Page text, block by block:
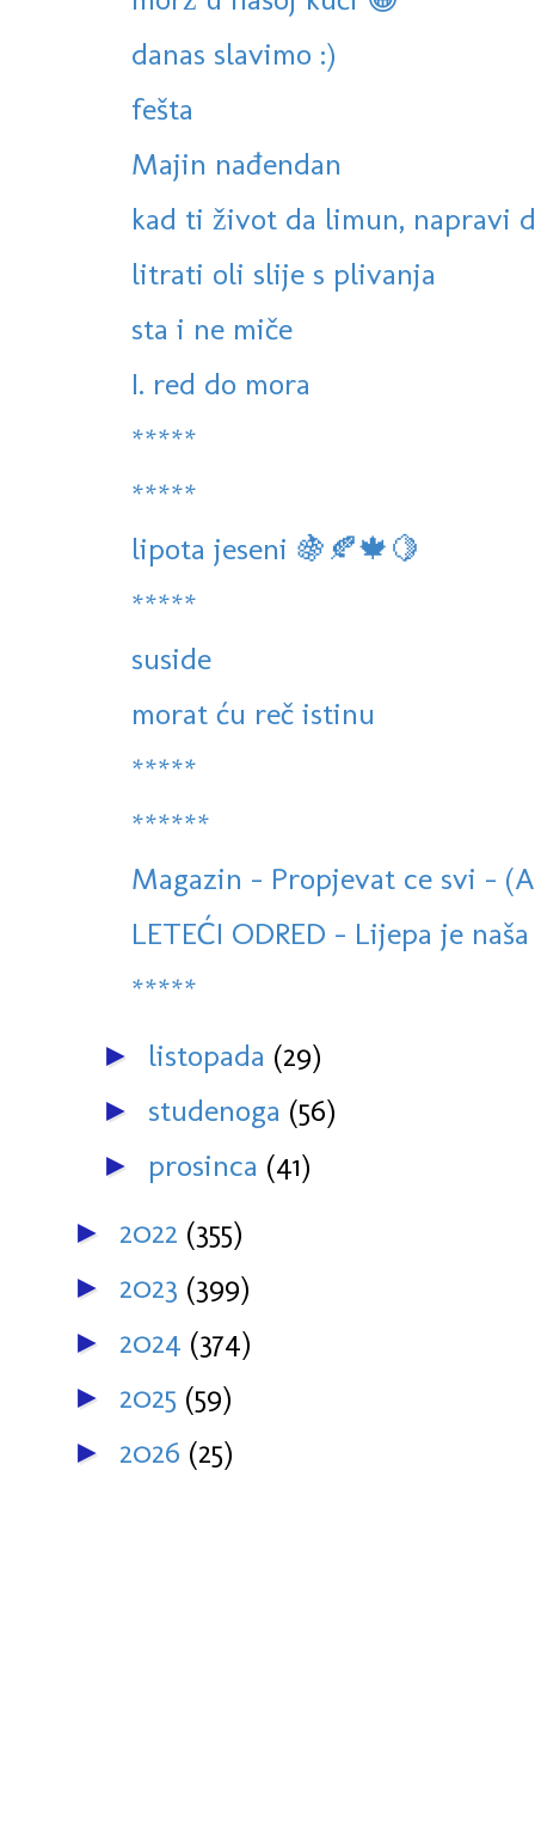
danas slavimo :)
fešta
Majin nađendan
kad ti život da limun, napravi
litrati oli slije s plivanja
sta i ne miče
I. red do mora
*****
*****
lipota jeseni 🍇🍂🍁🍋
*****
suside
morat ću reč istinu
*****
******
Magazin - Propjevat ce svi -
LETEĆI ODRED - Lijepa je
*****
► listopada (29)
► studenoga (56)
► prosinca (41)
► 2022 (355)
► 2023 (399)
► 2024 (374)
► 2025 (59)
► 2026 (25)